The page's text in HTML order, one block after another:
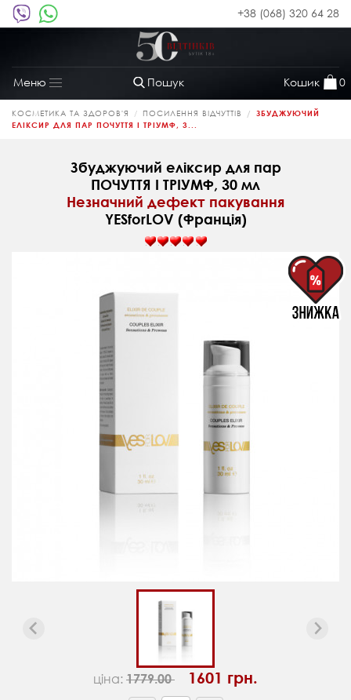
+38 (068) 320 64 28
Пошук Кошик 0
Меню
Toggle
navigation
КОСМЕТИКА ТА ЗДОРОВ'Я ПОСИЛЕННЯ ВІДЧУТТІВ
ЗБУДЖУЮЧИЙ
ЕЛІКСИР ДЛЯ ПАР ПОЧУТТЯ І ТРІУМФ, 3...
Збуджуючий еліксир для пар
ПОЧУТТЯ І ТРІУМФ, 30 мл
Незначний дефект пакування
YESforLOV (Франція)
ціна: 1779.00 1601 грн.